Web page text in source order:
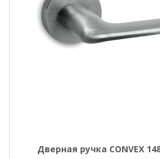
Дверная ручка CONVEX